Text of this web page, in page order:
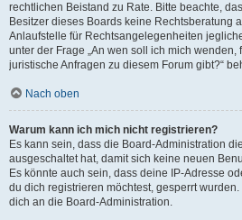
rechtlichen Beistand zu Rate. Bitte beachte,
Besitzer dieses Boards keine Rechtsberatung
Anlaufstelle für Rechtsangelegenheiten
unter der Frage „An wen soll ich mich
juristische Anfragen zu diesem Forum gibt?“
Nach oben
Warum kann ich mich nicht registrieren?
Es kann sein, dass die Board-Administration
ausgeschaltet hat, damit sich keine neuen
Es könnte auch sein, dass deine IP-Adresse
du dich registrieren möchtest, gesperrt
dich an die Board-Administration.